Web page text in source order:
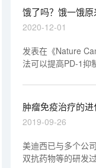
饿了吗？饿一饿
疗
2020-12-01
发表在《Nature
法可以提高PD-1抑
在减少肿瘤生长方
样生长因子（IGF-1
1还可有效减少肿
肿瘤免疫治疗的
2019-09-26
美迪西已与多个公
双抗药物等的研发